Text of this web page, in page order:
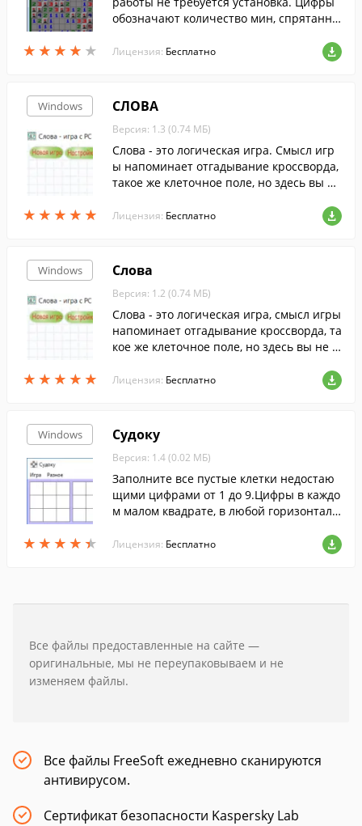
★ ★ ★ ★ ★
★ ★ ★ ★ ★
обозначают количество мин, спрятанны
Лицензия: Бесплатно
Windows
★ ★ ★ ★ ★
★ ★ ★ ★ ★
СЛОВА
Версия: 1.3 (0.74 МБ)
Слова - это логическая игра. Смысл игр
ы напоминает отгадывание кроссворда,
такое же клеточное поле, но здесь вы не
Лицензия: Бесплатно
Windows
★ ★ ★ ★ ★
★ ★ ★ ★ ★
Слова
Версия: 1.2 (0.74 МБ)
Слова - это логическая игра, смысл игры
напоминает отгадывание кроссворда, та
кое же клеточное поле, но здесь вы не и
Лицензия: Бесплатно
Windows
★ ★ ★ ★ ★
★ ★ ★ ★ ★
Судоку
Версия: 1.4 (0.02 МБ)
Заполните все пустые клетки недостаю
щими цифрами от 1 до 9.Цифры в каждо
м малом квадрате, в любой горизонтали
Лицензия: Бесплатно
Все файлы предоставленные на сайте —
оригинальные, мы не переупаковываем и не
изменяем файлы.
Все файлы FreeSoft ежедневно сканируются
антивирусом.
Сертификат безопасности Kaspersky Lab